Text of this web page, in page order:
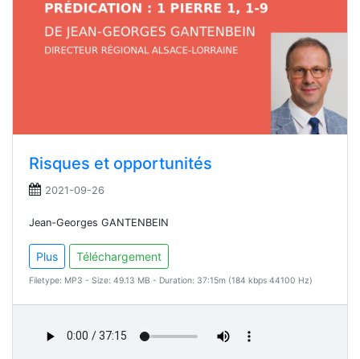
Risques et opportunités
2021-09-26
Jean-Georges GANTENBEIN
Plus Téléchargement
Filetype: MP3 - Size: 49.13 MB - Duration: 37:15m (184 kbps 44100 Hz)